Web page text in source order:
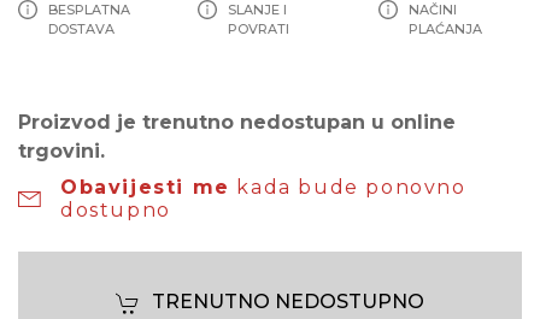
BESPLATNA
DOSTAVA
SLANJE I
POVRATI
NAČINI
PLAĆANJA
Proizvod je trenutno nedostupan u online
trgovini.
Obavijesti me kada bude ponovno
dostupno
TRENUTNO NEDOSTUPNO